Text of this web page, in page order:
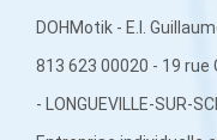
DOHMotik - E.I.
813 623 00020 - 19
- LONGUEVILLE-SUR-